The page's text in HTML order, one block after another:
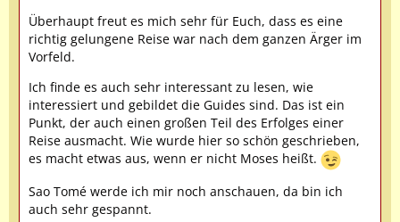
Überhaupt freut es mich sehr für Euch, dass es eine
richtig gelungene Reise war nach dem ganzen Ärger im
Vorfeld.
Ich finde es auch sehr interessant zu lesen, wie
interessiert und gebildet die Guides sind. Das ist ein
Punkt, der auch einen großen Teil des Erfolges einer
Reise ausmacht. Wie wurde hier so schön geschrieben,
es macht etwas aus, wenn er nicht Moses heißt.
Sao Tomé werde ich mir noch anschauen, da bin ich
auch sehr gespannt.